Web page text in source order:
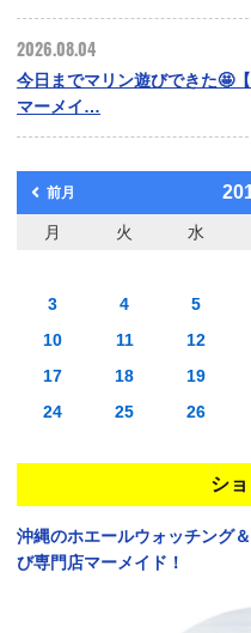
2026.08.04
今日までマリン遊びできた🤩
マーメイ…
前月
月 火 水
3
4 5
10
11 12
17
18 19
24
25 26
シ
沖縄のホエールウォッチング＆
び専門店マーメイド！